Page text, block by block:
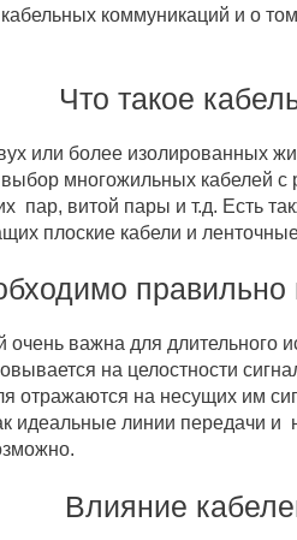
коммуникаций и о
Что такое
или более изолированных
многожильных кабелей
пар, витой пары и т.д. Есть
плоские кабели и
правильно
важна для длительного
на целостности
отражаются на несущих им
идеальные линии передачи и
Влияние